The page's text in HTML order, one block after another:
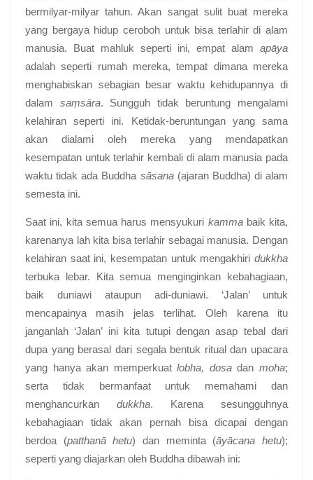
bermilyar-milyar tahun. Akan sangat sulit buat mereka
yang bergaya hidup ceroboh untuk bisa terlahir di alam
manusia. Buat mahluk seperti ini, empat alam apāya
adalah seperti rumah mereka, tempat dimana mereka
menghabiskan sebagian besar waktu kehidupannya di
dalam saṃsāra. Sungguh tidak beruntung mengalami
kelahiran seperti ini. Ketidak-beruntungan yang sama
akan dialami oleh mereka yang mendapatkan
kesempatan untuk terlahir kembali di alam manusia pada
waktu tidak ada Buddha sāsana(ajaran Buddha) di alam
semesta ini.
Saat ini, kita semua harus mensyukuri kammabaik kita,
karenanya lah kita bisa terlahir sebagai manusia. Dengan
kelahiran saat ini, kesempatan untuk mengakhiri dukkha
terbuka lebar. Kita semua menginginkan kebahagiaan,
baik duniawi ataupun adi-duniawi. ‘Jalan’ untuk
mencapainya masih jelas terlihat. Oleh karena itu
janganlah ‘Jalan’ ini kita tutupi dengan asap tebal dari
dupa yang berasal dari segala bentuk ritual dan upacara
yang hanya akan memperkuatlobha, dosadanmoha;
serta tidak bermanfaat untuk memahami dan
menghancurkan dukkha. Karena sesungguhnya
kebahagiaan tidak akan pernah bisa dicapai dengan
berdoa (patthanā hetu) dan meminta (āyācana hetu);
seperti yang diajarkan oleh Buddha dibawah ini: